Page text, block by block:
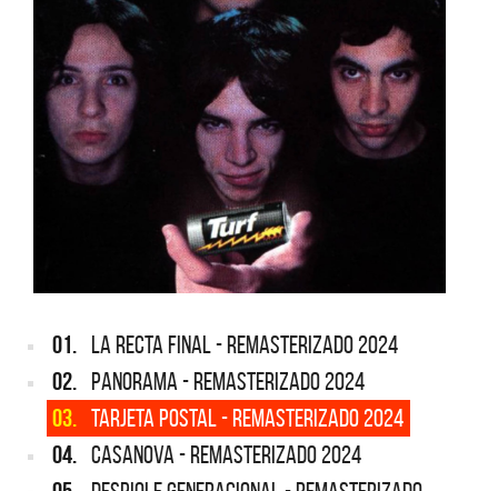
01. LA RECTA FINAL - REMASTERIZADO 2024
02. PANORAMA - REMASTERIZADO 2024
03. TARJETA POSTAL - REMASTERIZADO 2024
04. CASANOVA - REMASTERIZADO 2024